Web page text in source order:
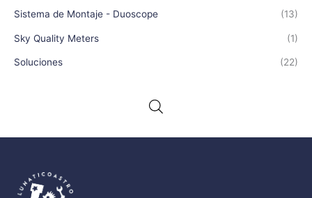
Sistema de Montaje - Duoscope (13)
Sky Quality Meters (1)
Soluciones (22)